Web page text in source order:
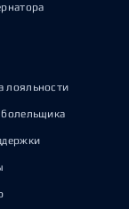
лояльности
болельщика